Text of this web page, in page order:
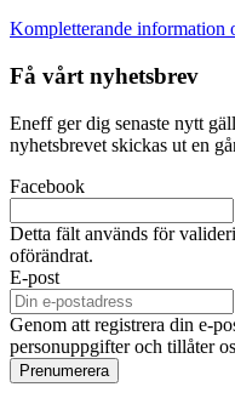
Kompletterande information
Få vårt nyhetsbrev
Eneff ger dig senaste nytt
nyhetsbrevet skickas ut en
Facebook
Detta fält används för
oförändrat.
E-post
Genom att registrera din e-
personuppgifter och tillåter
Prenumerera